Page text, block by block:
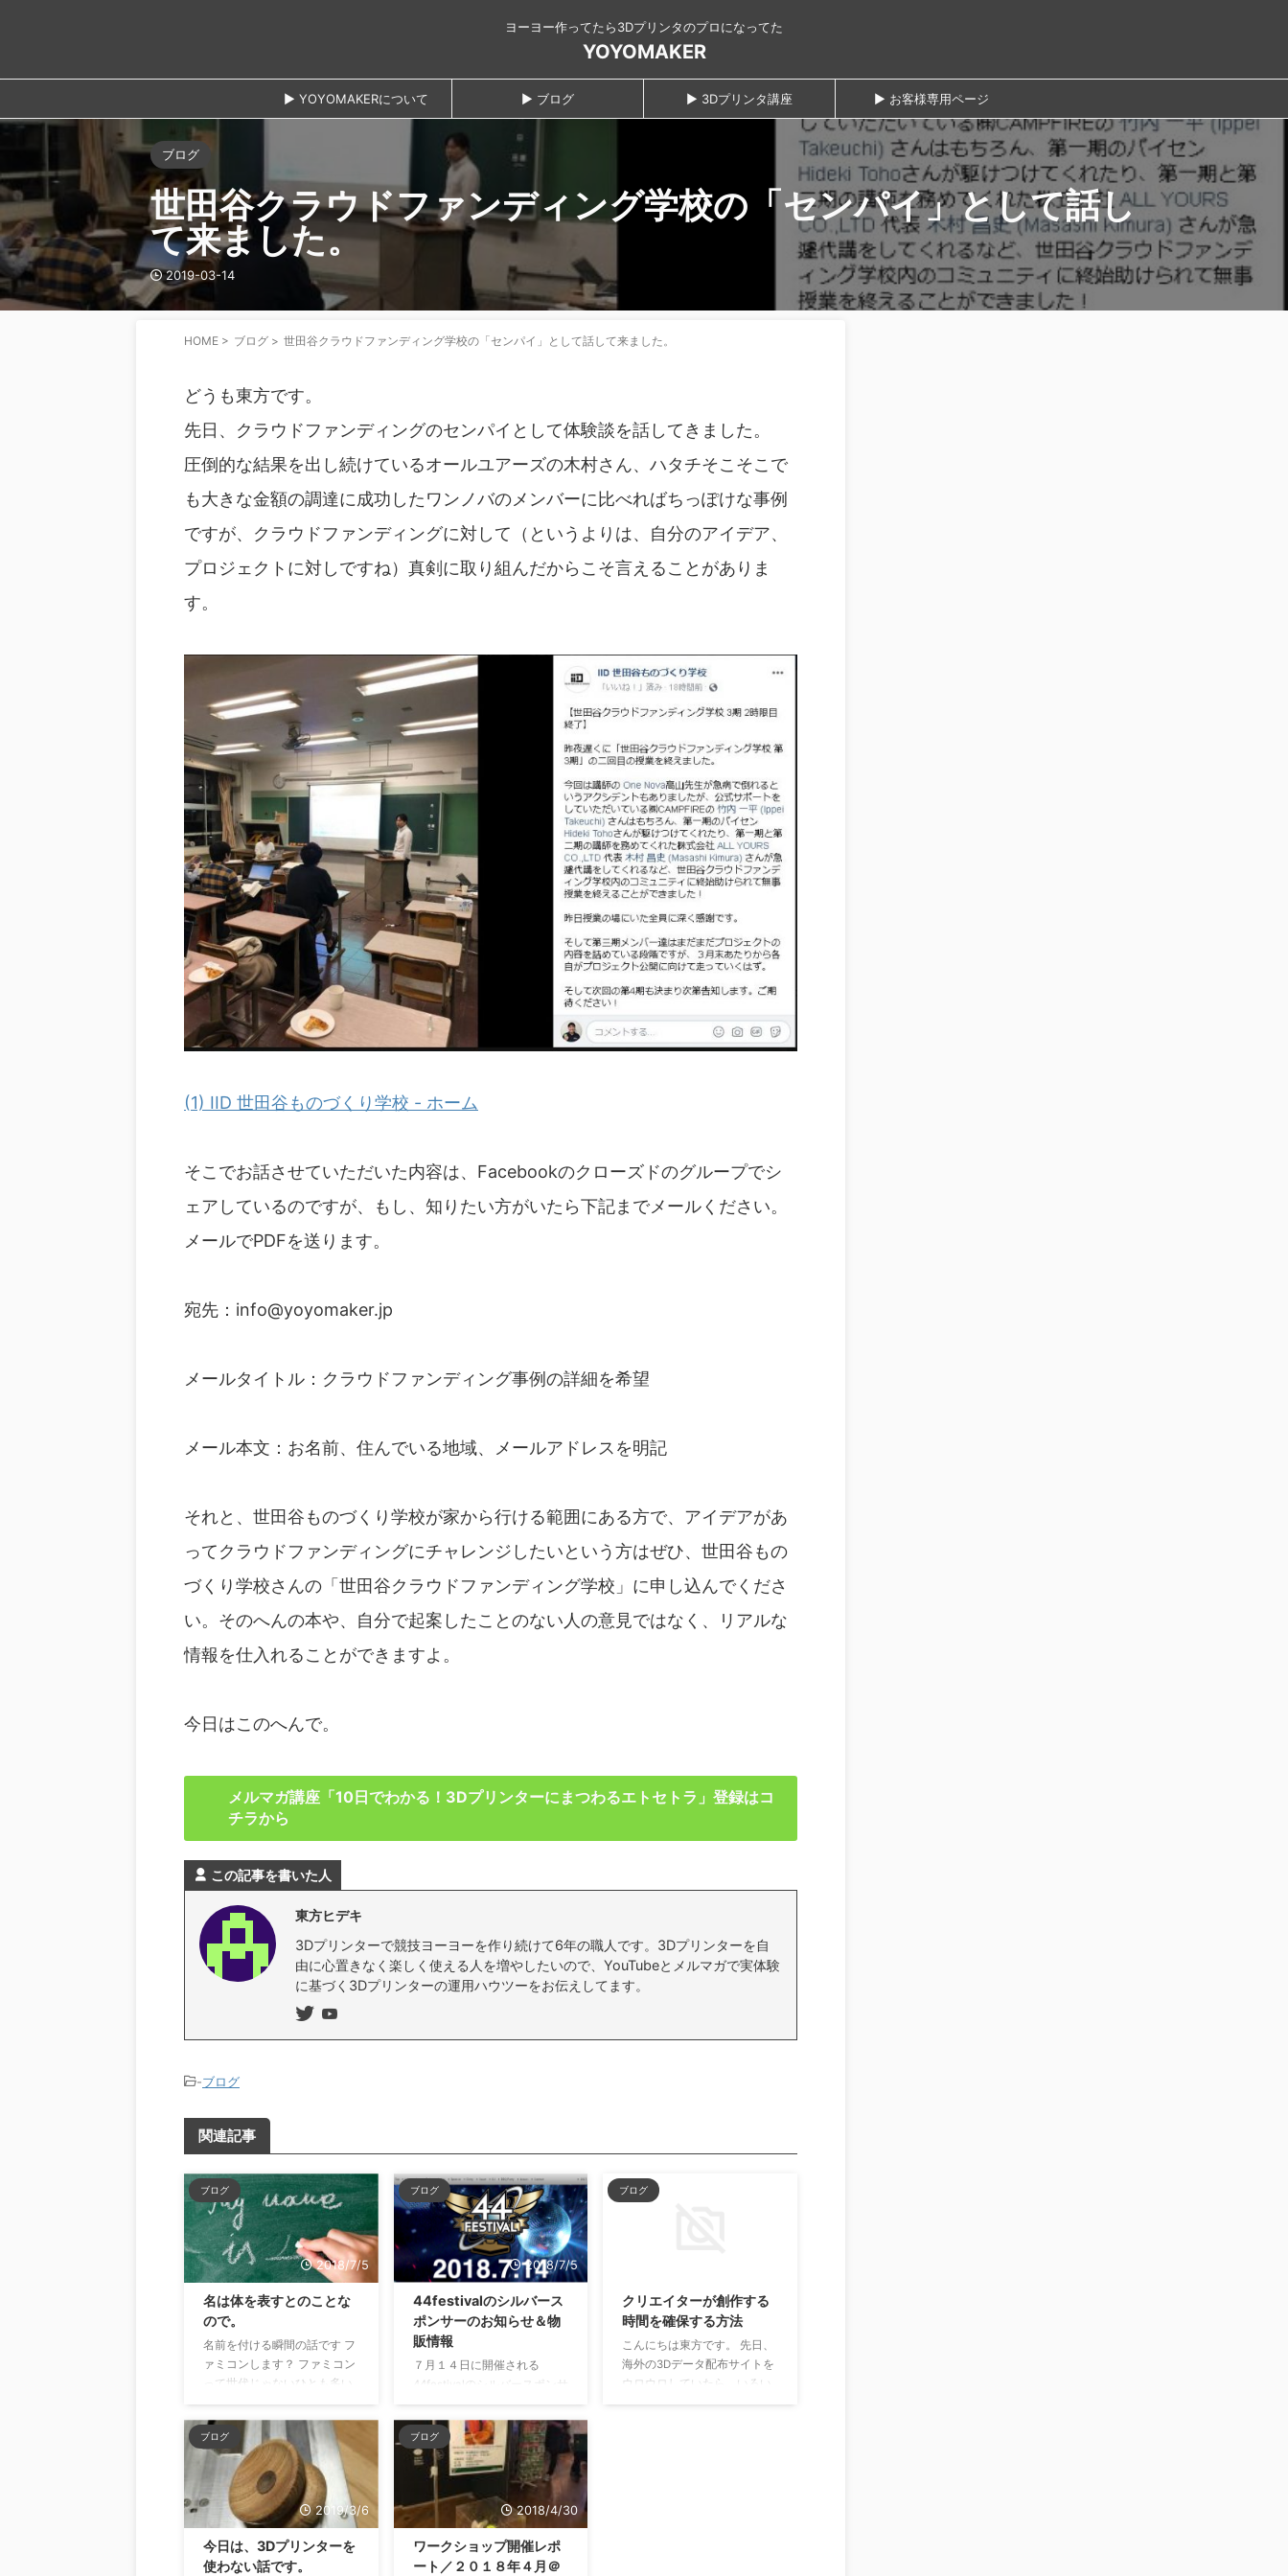
ヨーヨー作ってたら3Dプリンタのプロになってた
YOYOMAKER
► YOYOMAKERについて ► ブログ ► 3Dプリンタ講座 ► お客様専用ページ
ブログ
世田谷クラウドファンディング学校の「センパイ」として話し
て来ました。
2019-03-14
HOME > ブログ > 世田谷クラウドファンディング学校の「センパイ」として話して来ました。
どうも東方です。
先日、クラウドファンディングのセンパイとして体験談を話してきました。
圧倒的な結果を出し続けているオールユアーズの木村さん、ハタチそこそこで
も大きな金額の調達に成功したワンノバのメンバーに比べればちっぽけな事例
ですが、クラウドファンディングに対して（というよりは、自分のアイデア、
プロジェクトに対しですね）真剣に取り組んだからこそ言えることがありま
す。
(1) IID 世田谷ものづくり学校 - ホーム
そこでお話させていただいた内容は、Facebookのクローズドのグループでシ
ェアしているのですが、もし、知りたい方がいたら下記までメールください。
メールでPDFを送ります。
宛先：info@yoyomaker.jp
メールタイトル：クラウドファンディング事例の詳細を希望
メール本文：お名前、住んでいる地域、メールアドレスを明記
それと、世田谷ものづくり学校が家から行ける範囲にある方で、アイデアがあ
ってクラウドファンディングにチャレンジしたいという方はぜひ、世田谷もの
づくり学校さんの「世田谷クラウドファンディング学校」に申し込んでくださ
い。そのへんの本や、自分で起案したことのない人の意見ではなく、リアルな
情報を仕入れることができますよ。
今日はこのへんで。
メルマガ講座「10日でわかる！3Dプリンターにまつわるエトセトラ」登録はコ
チラから
この記事を書いた人
東方ヒデキ
3Dプリンターで競技ヨーヨーを作り続けて6年の職人です。3Dプリンターを自
由に心置きなく楽しく使える人を増やしたいので、YouTubeとメルマガで実体験
に基づく3Dプリンターの運用ハウツーをお伝えしてます。
-ブログ
関連記事
ブログ
2018/7/5
名は体を表すとのことな
ので。
名前を付ける瞬間の話です フ
ァミコンします？ ファミコン
って世代じゃないひとも多い
プレイングゲームです。 ドラ
ゴンクエストとか、主人公に
名前を入力しなきゃいけない
ゲームあるじゃないですか。
ああああ、とか適当に入れた
ら、クライマックスになるに
つれてシュールになってき
て、何の物語なのかわからな
ブログ
2018/7/5
44festivalのシルバース
ポンサーのお知らせ＆物
販情報
７月１４日に開催される
44festivalのシルバースポンサ
りました。 44festivalについ
て ３つの項目で競技が行われ
ます。 Non Sponsored Player
Division 出場資格は現在ヨー
ヨーメーカーからのスポンサ
ードを受けていない選手 スタ
イルによる部門分けは行わな
い 予選は実施せずフリースタ
ブログ
クリエイターが創作する
時間を確保する方法
こんにちは東方です。 先日、
海外の3Dデータ配布サイトを
ウロウロしていたら、いろい
ブログ
2019/3/6
今日は、3Dプリンターを
使わない話です。
ブログ
2018/4/30
ワークショップ開催レポ
ート／２０１８年４月＠